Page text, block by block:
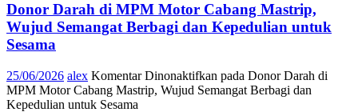
Donor Darah di MPM Motor Cabang Mastrip,
Wujud Semangat Berbagi dan Kepedulian untuk
Sesama
25/06/2026 alex Komentar Dinonaktifkan pada Donor Darah di
MPM Motor Cabang Mastrip, Wujud Semangat Berbagi dan
Kepedulian untuk Sesama